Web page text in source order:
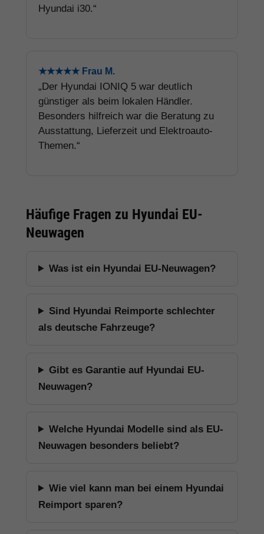
Hyundai i30.“
★★★★★ Frau M.
„Der Hyundai IONIQ 5 war deutlich
günstiger als beim lokalen Händler.
Besonders hilfreich war die Beratung zu
Ausstattung, Lieferzeit und Elektroauto-
Themen.“
Häufige Fragen zu Hyundai EU-
Neuwagen
Was ist ein Hyundai EU-Neuwagen?
Sind Hyundai Reimporte schlechter
als deutsche Fahrzeuge?
Gibt es Garantie auf Hyundai EU-
Neuwagen?
Welche Hyundai Modelle sind als EU-
Neuwagen besonders beliebt?
Wie viel kann man bei einem Hyundai
Reimport sparen?